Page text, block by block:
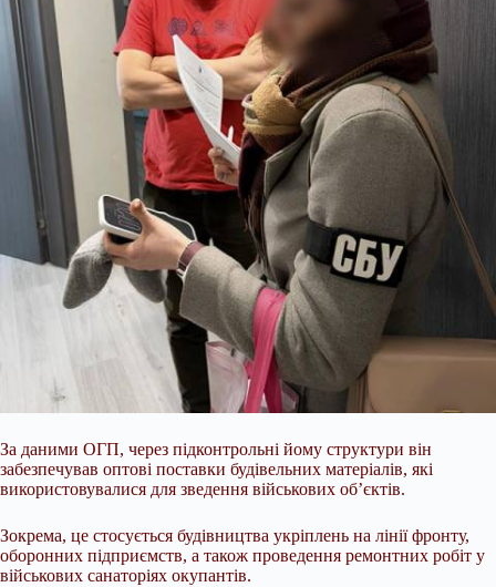
За даними ОГП, через підконтрольні йому структури він
забезпечував оптові поставки будівельних матеріалів, які
використовувалися для зведення військових об’єктів.
Зокрема, це стосується будівництва укріплень на лінії фронту,
оборонних підприємств, а також проведення ремонтних робіт у
військових санаторіях окупантів.